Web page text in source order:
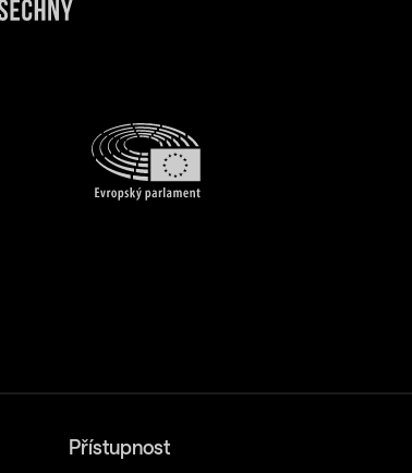
Přístupnost